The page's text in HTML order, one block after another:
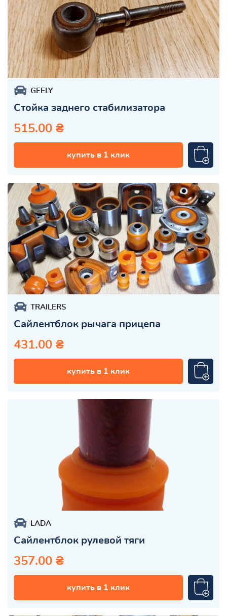
GEELY
Стойка заднего стабилизатора
515.00 ₴
купить в 1 клик
TRAILERS
Сайлентблок рычага прицепа
431.00 ₴
купить в 1 клик
LADA
Сайлентблок рулевой тяги
357.00 ₴
купить в 1 клик